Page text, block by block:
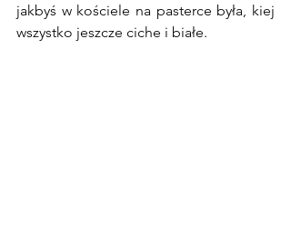
jakbyś w kościele na pasterce była, kiej
wszystko jeszcze ciche i białe.